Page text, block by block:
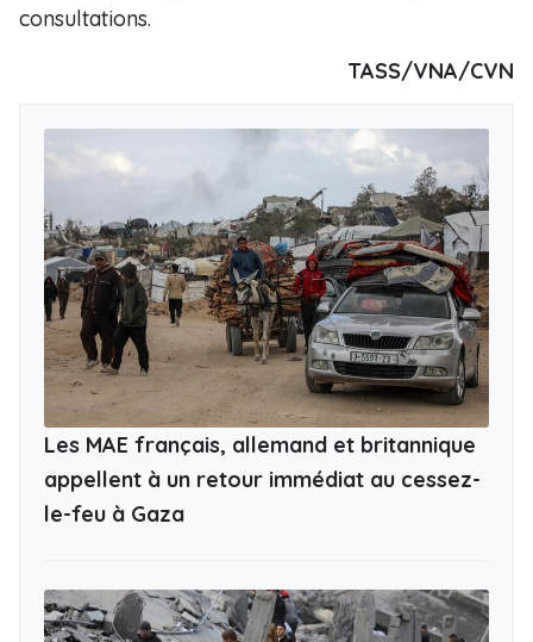
consultations.
TASS/VNA/CVN
Les MAE français, allemand et britannique
appellent à un retour immédiat au cessez-
le-feu à Gaza